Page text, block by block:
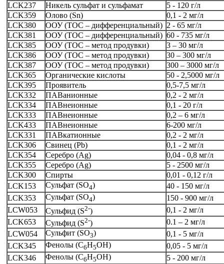
LCK237
Никель сульфат и сульфамат
5 - 120 г/л
LCK359
Олово (Sn)
0,1 - 2 мг/л
LCK380
ООУ (ТОС – дифференциальный) 2 - 65 мг/л
LCK381
ООУ (ТОС – дифференциальный) 60 - 735 мг/л
LCK385
ООУ (ТОС – метод продувки)
3 – 30 мг/л
LCK386
ООУ (ТОС – метод продувки)
30 – 300 мг/л
LCK387
ООУ (ТОС – метод продувки)
300 – 3000 мг/л
LCK365
Органические кислоты
50 - 2,5000 мг/л
LCK395
Проявитель
0,5-7,5 мг/л
LCK332
ПАВанионные
0,2 - 2 мг/л
LCK334
ПАВнеионные
0,1 - 20 г/л
LCK333
ПАВнеионные
0,2 – 6 мг/л
LCK433
ПАВнеионные
6-200 мг/л
LCK331
ПАВкатионные
0,2 - 2 мг/л
LCK306
Свинец (Pb)
0,1 - 2 мг/л
LCK354
Серебро (Ag)
0,04 - 0,8 мг/л
LCK355
Серебро (Ag)
5 - 2500 мг/л
LCK300
Спирты
0,01 - 0,12 г/л
LCK153
Сульфат (SO4)
40 - 150 мг/л
LCK353
Сульфат (SO4)
150 - 900 мг/л
LCW053
Сульфид (S2-)
0,1 - 2 мг/л
LCK653
Сульфид (S2-)
0.1 – 2 мг/л
LCW054
Сульфит (SO3)
0,1 - 5 мг/л
LCK345
Фенолы (C6H5OH)
0,05 - 5 мг/л
LCK346
Фенолы (C6H5OH)
5 - 200 мг/л